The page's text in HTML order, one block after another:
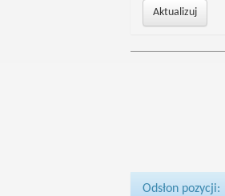
Odsłon pozycji: